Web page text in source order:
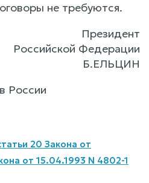
не требуются.
Президент
Российской Федерации
Б.ЕЛЬЦИН
России
20 Закона от
от 15.04.1993 N 4802-1